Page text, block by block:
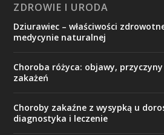
ZDROWIE I URODA
Dziurawiec – właściwości
medycynie naturalnej
Choroba różyca: objawy,
zakażeń
Choroby zakaźne z wysypką u
diagnostyka i leczenie